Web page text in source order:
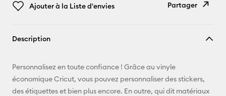
Ajouter à la Liste d'envies
Partager
E-mail
Pinterest
Description
Personnalisez en toute confiance ! Grâce au vinyle
économique Cricut, vous pouvez personnaliser des stickers,
des étiquettes et bien plus encore. En outre, qui dit matériaux